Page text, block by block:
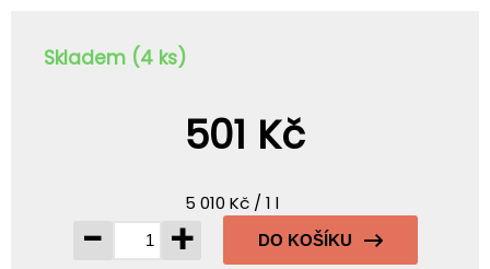
Skladem (4 ks)
501 Kč
5 010 Kč / 1 l
- + DO KOŠÍKU